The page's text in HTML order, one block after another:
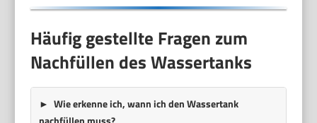
Häufig gestellte Fragen zum
Nachfüllen des Wassertanks
Wie erkenne ich, wann ich den Wassertank